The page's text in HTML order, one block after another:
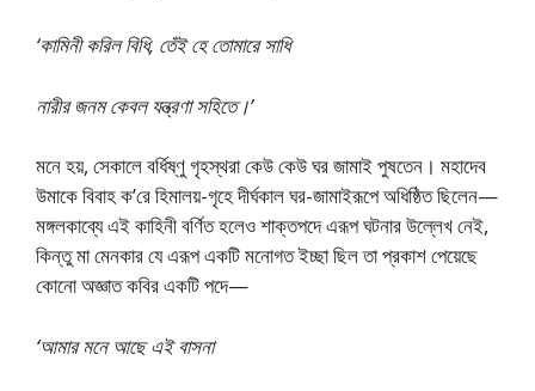
‘কামিনী করিল বিধি, তেঁই হে তোমারে সাধি
নারীর জনম কেবল যন্ত্রণা সহিতে।’
মনে হয়, সেকালে বর্ধিষ্ণু গৃহস্থরা কেউ কেউ ঘর জামাই পুষতেন। মহাদেব
উমাকে বিবাহ ক’রে হিমালয়-গৃহে দীর্ঘকাল ঘর-জামাইরূপে অধিষ্ঠিত ছিলেন—
মঙ্গলকাব্যে এই কাহিনী বর্ণিত হলেও শাক্তপদে এরূপ ঘটনার উল্লেখ নেই,
কিন্তু মা মেনকার যে এরূপ একটি মনোগত ইচ্ছা ছিল তা প্রকাশ পেয়েছে
কোনো অজ্ঞাত কবির একটি পদে—
‘আমার মনে আছে এই বাসনা